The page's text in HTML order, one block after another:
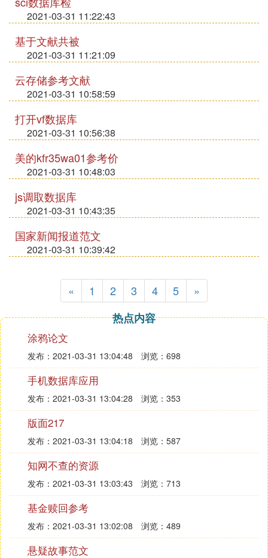
2021-03-31 11:22:43
基于文献共被
2021-03-31 11:21:09
云存储参考文献
2021-03-31 10:58:59
打开vf数据库
2021-03-31 10:56:38
美的kfr35wa01参考价
2021-03-31 10:48:03
js调取数据库
2021-03-31 10:43:35
国家新闻报道范文
2021-03-31 10:39:42
« 1 2 3 4 5
»
热点内容
涂鸦论文
发布：2021-03-31 13:04:48 浏览：698
手机数据库应用
发布：2021-03-31 13:04:28 浏览：353
版面217
发布：2021-03-31 13:04:18 浏览：587
知网不查的资源
发布：2021-03-31 13:03:43 浏览：713
基金赎回参考
发布：2021-03-31 13:02:08 浏览：489
悬疑故事范文